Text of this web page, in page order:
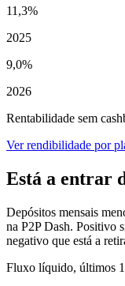
11,3%
2025
9,0%
2026
Rentabilidade sem
Ver rendibilidade por
Está a entrar
Depósitos mensais
na P2P Dash. Positivo
negativo que está a
Fluxo líquido, últimos